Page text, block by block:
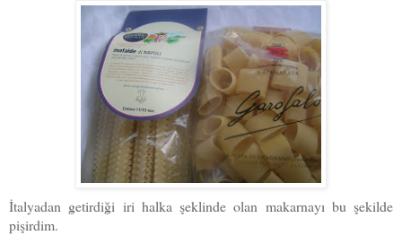
İtalyadan getirdiği iri halka şeklinde olan makarnayı bu şekilde
pişirdim.